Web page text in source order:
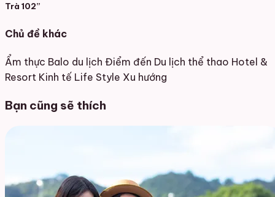
Trà 102”
Chủ đề khác
Ẩm thực Balo du lịch Điểm đến Du lịch thể thao Hotel &
Resort Kinh tế Life Style Xu hướng
Bạn cũng sẽ thích